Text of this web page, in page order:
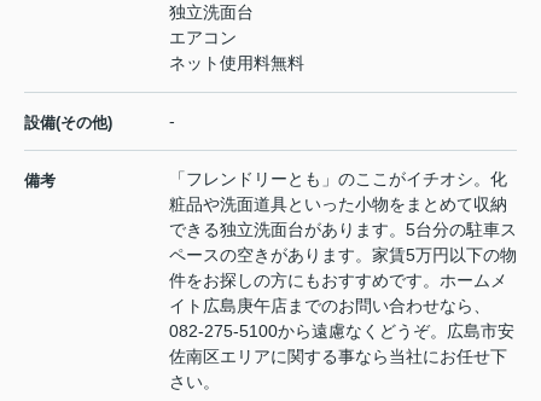
独立洗面台
エアコン
ネット使用料無料
設備(その他) -
備考
「フレンドリーとも」のここがイチオシ。化
粧品や洗面道具といった小物をまとめて収納
できる独立洗面台があります。5台分の駐車ス
ペースの空きがあります。家賃5万円以下の物
件をお探しの方にもおすすめです。ホームメ
イト広島庚午店までのお問い合わせなら、
082-275-5100から遠慮なくどうぞ。広島市安
佐南区エリアに関する事なら当社にお任せ下
さい。